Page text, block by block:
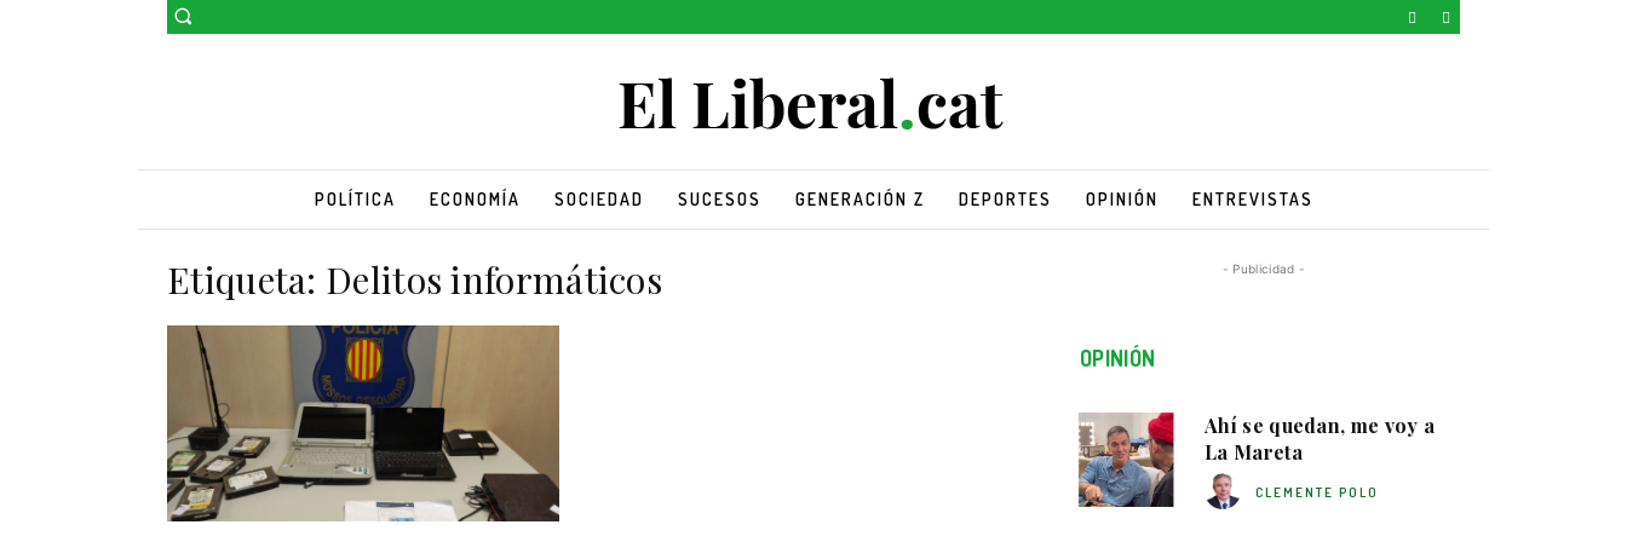
POLÍTICA ECONOMÍA SOCIEDAD SUCESOS GENERACIÓN Z DEPORTES OPINIÓN ENTREVISTAS
Etiqueta: Delitos informáticos - Publicidad -
OPINIÓN
Ahí se quedan, me voy a
La Mareta
CLEMENTE POLO